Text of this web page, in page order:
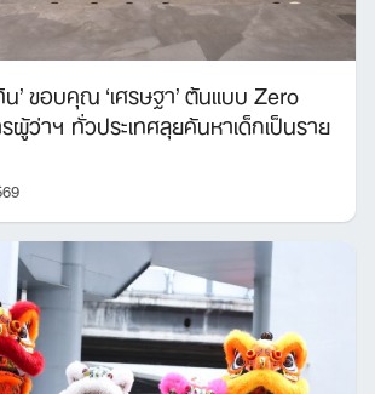
’ ขอบคุณ ‘เศรษฐา’ ต้นแบบ Zero
ว่าฯ ทั่วประเทศลุยค้นหาเด็กเป็นราย